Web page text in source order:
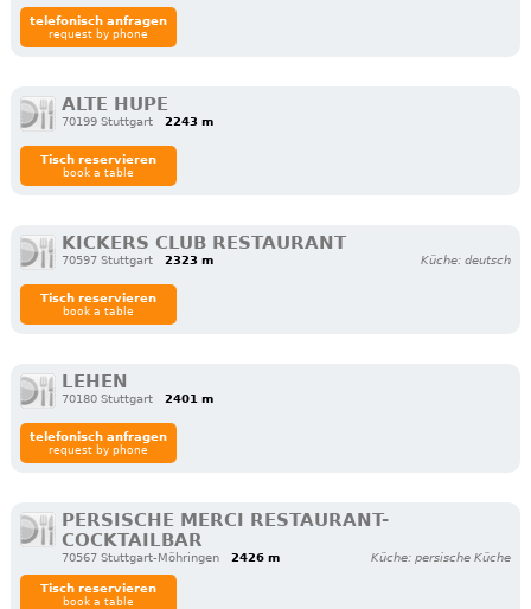
telefonisch anfragen
request by phone
ALTE HUPE
70199 Stuttgart 2243 m
Tisch reservieren
book a table
KICKERS CLUB RESTAURANT
70597 Stuttgart 2323 m Küche: deutsch
Tisch reservieren
book a table
LEHEN
70180 Stuttgart 2401 m
telefonisch anfragen
request by phone
PERSISCHE MERCI RESTAURANT-
COCKTAILBAR
70567 Stuttgart-Möhringen 2426 m Küche: persische Küche
Tisch reservieren
book a table